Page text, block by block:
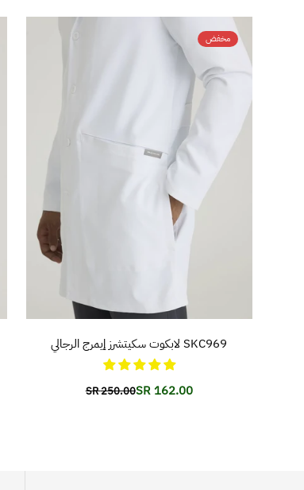
مخفض
تفاصيل المنتج SKC969 لابكوت سكيتشرز إيمرج الرجالي
Translation
162.00 SR
Translation
250.00 SR